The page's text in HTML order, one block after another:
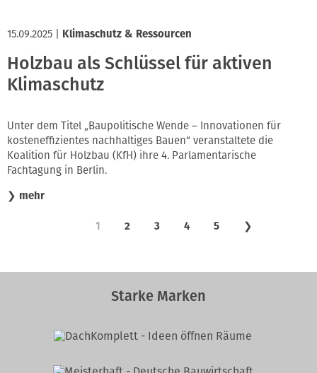
15.09.2025 Klimaschutz & Ressourcen
Holzbau als Schlüssel für aktiven
Klimaschutz
Unter dem Titel „Baupolitische Wende – Innovationen für
kosteneffizientes nachhaltiges Bauen“ veranstaltete die
Koalition für Holzbau (KfH) ihre 4. Parlamentarische
Fachtagung in Berlin.
❯ mehr
1 2 3 4 5 ❯
Starke Marken